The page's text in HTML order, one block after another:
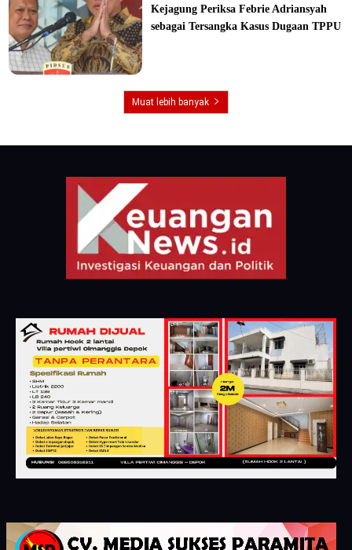
Kejagung Periksa Febrie Adriansyah
sebagai Tersangka Kasus Dugaan TPPU
Muat lebih banyak